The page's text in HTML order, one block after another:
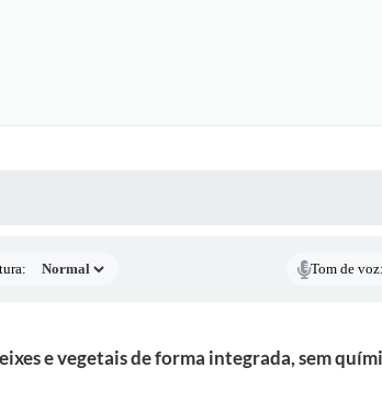
Tom de voz:
e vegetais de forma integrada, sem